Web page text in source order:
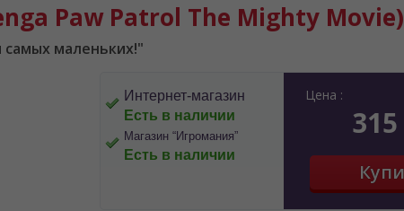
Paw Patrol The Mighty Movie)
маленьких!"
Цена :
315
Интернет-магазин
Есть в наличии
Магазин “Игромания”
Есть в наличии